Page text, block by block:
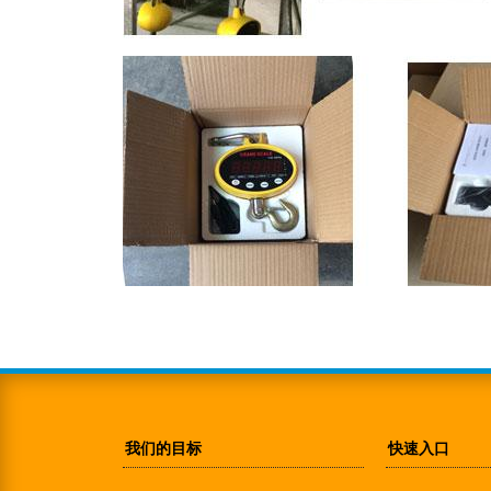
我们的目标 快速入口